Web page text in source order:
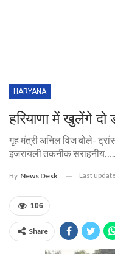
HARYANA
हरियाणा में खुलेंगे दो
गृह मंत्री अनिल विज बोले-
इजरायली तकनीक सराहनीय…..
By News Desk Last
106
Share